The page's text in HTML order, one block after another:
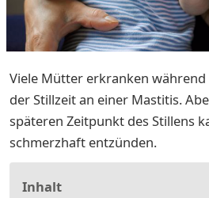
Viele Mütter erkranken
der Stillzeit an einer Mastitis.
späteren Zeitpunkt des Stillens
schmerzhaft entzünden.
Inhalt